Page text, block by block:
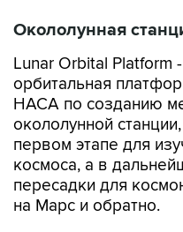
Окололунная
Lunar Orbital Platform
орбитальная
НАСА по созданию
окололунной
первом этапе для
космоса, а в
пересадки для
на Марс и обратно.